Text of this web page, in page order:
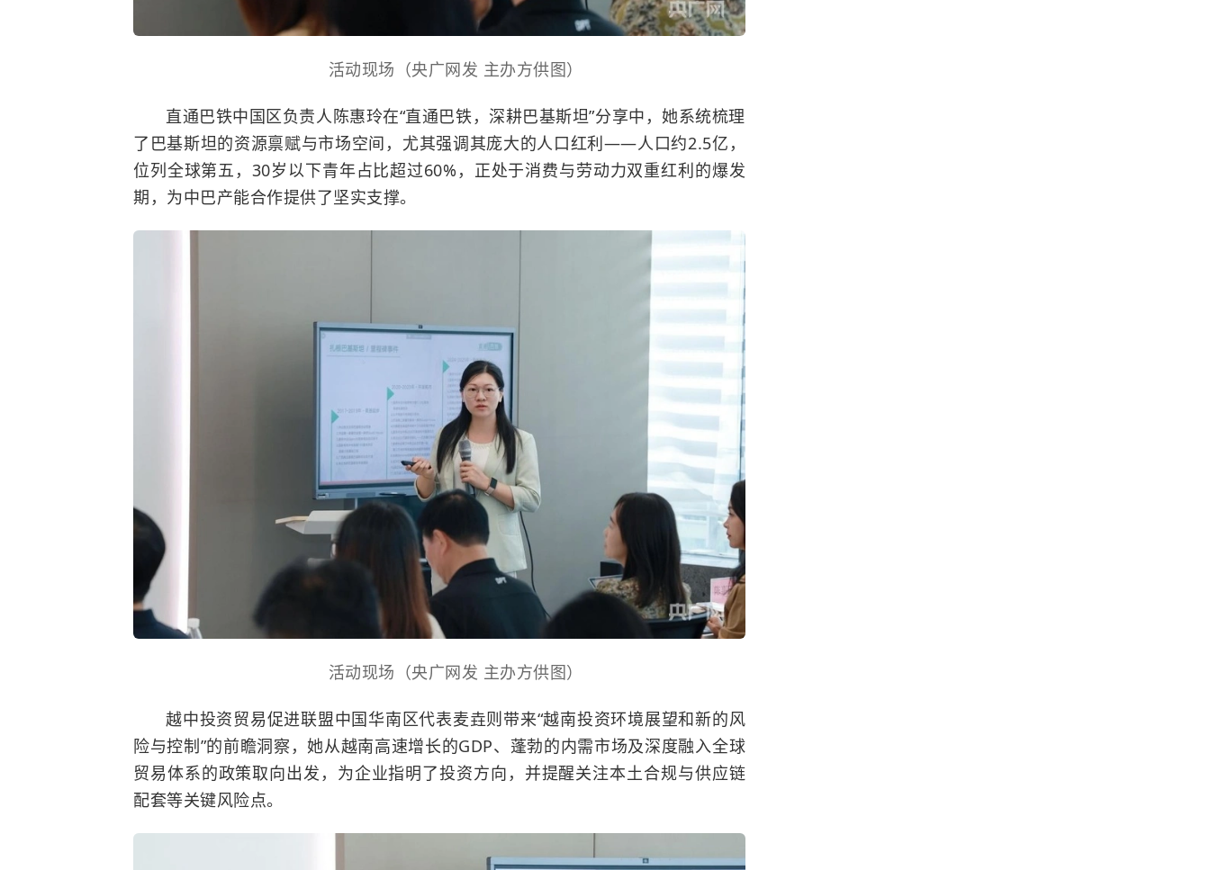
活动现场（央广网发 主办方供图）
直通巴铁中国区负责人陈惠玲在“直通巴铁，深耕巴基斯坦”分享中，她系统梳理
了巴基斯坦的资源禀赋与市场空间，尤其强调其庞大的人口红利——人口约2.5亿，
位列全球第五，30岁以下青年占比超过60%，正处于消费与劳动力双重红利的爆发
期，为中巴产能合作提供了坚实支撑。
活动现场（央广网发 主办方供图）
越中投资贸易促进联盟中国华南区代表麦垚则带来“越南投资环境展望和新的风
险与控制”的前瞻洞察，她从越南高速增长的GDP、蓬勃的内需市场及深度融入全球
贸易体系的政策取向出发，为企业指明了投资方向，并提醒关注本土合规与供应链
配套等关键风险点。